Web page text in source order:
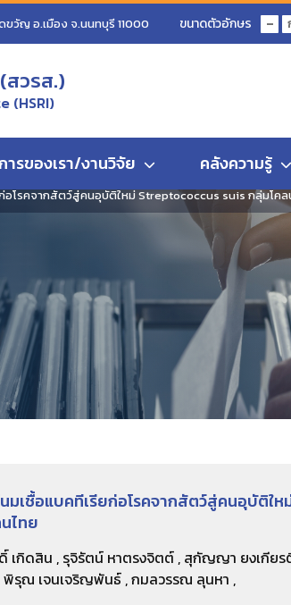
วัญ อ.เมือง จ.นนทบุรี 11000 ขนาดตัวอักษร -
สวรส.)
(HSRI)
ารของเรา/งานวิจัย คลังความรู้
อโรคจากสัตว์สู่คนอุบัติใหม่ Streptococcus suis กลุ่มโคล
มเชื้อแบคทีเรียก่อโรคจากสัตว์สู่คนอุบัติใ
ไทย
เกิดสิน , รุจิรัตน์ หาตรงจิตต์ , สุกัญญา ยงเกียร
รุณ เจนเจริญพันธ์ , กมลวรรณ ลุนหา ,